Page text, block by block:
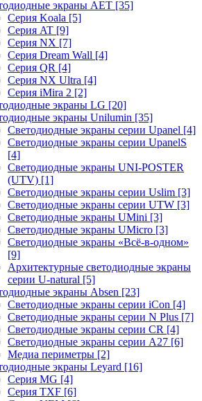
экраны AET [35]
Cерия Koala [5]
Серия AT [9]
Серия NX [7]
Серия Dream Wall [4]
Серия QR [4]
Серия NX Ultra [4]
Серия iMira 2 [2]
экраны LG [20]
экраны Unilumin [35]
Светодиодные экраны серии Upanel [4]
Светодиодные экраны серии UpanelS
[4]
Светодиодные экраны UNI-POSTER
(UTV) [1]
Светодиодные экраны серии Uslim [3]
Светодиодные экраны серии UTW [3]
Светодиодные экраны UMini [3]
Светодиодные экраны UMicro [3]
Светодиодные экраны «Всё-в-одном»
[9]
Архитектурные светодиодные экраны
серии U-natural [5]
экраны Absen [23]
Светодиодные экраны серии iCon [4]
Светодиодные экраны серии N Plus [7]
Светодиодные экраны серии CR [4]
Светодиодные экраны серии А27 [6]
Медиа периметры [2]
экраны Leyard [16]
Серия MG [4]
Серия TXF [6]